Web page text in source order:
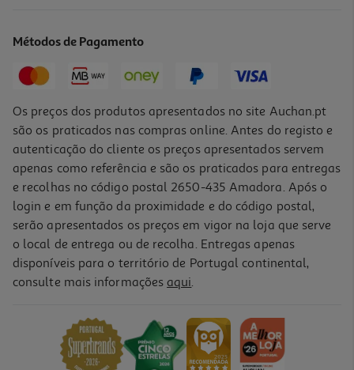
Sublinhador Auchan Laranja Pastel
Métodos de Pagamento
Os preços dos produtos apresentados no site Auchan.pt
são os praticados nas compras online. Antes do registo e
autenticação do cliente os preços apresentados servem
apenas como referência e são os praticados para entregas
e recolhas no código postal 2650-435 Amadora. Após o
login e em função da proximidade e do código postal,
serão apresentados os preços em vigor na loja que serve
o local de entrega ou de recolha. Entregas apenas
disponíveis para o território de Portugal continental,
consulte mais informações aqui.